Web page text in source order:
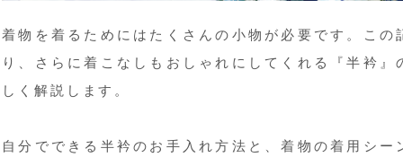
着物を着るためにはたくさんの小物が必要です。この
り、さらに着こなしもおしゃれにしてくれる『半衿』
しく解説します。
自分でできる半衿のお手入れ方法と、着物の着用シー